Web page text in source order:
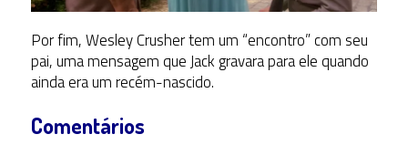
Por fim, Wesley Crusher tem um “encontro” com seu
pai, uma mensagem que Jack gravara para ele quando
ainda era um recém-nascido.
Comentários